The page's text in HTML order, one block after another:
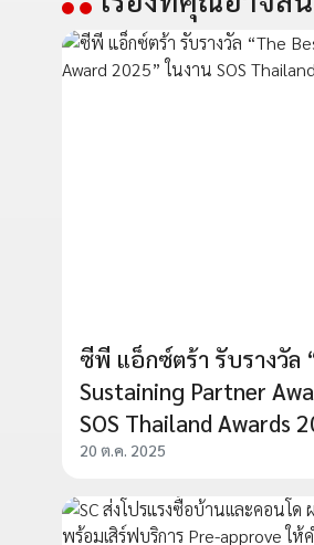
ซีพี แอ็กซ์ตร้า รับรางวัล
Sustaining Partner
SOS Thailand Awards
20 ต.ค. 2025